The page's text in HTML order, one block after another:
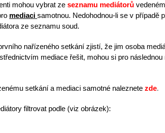
mohou vybrat ze seznamu mediátorů vedeném
mediaci samotnou. Nedohodnou-li se v případě
ze seznamu soud.
nařízeného setkání zjistí, že jim osoba
mediace řešit, mohou si pro
setkání a mediaci samotné naleznete zde.
filtrovat podle (viz obrázek):